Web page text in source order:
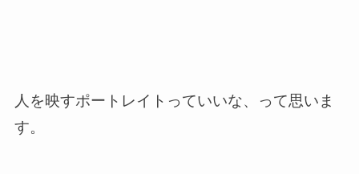
人を映すポートレイトっていいな、って思いま
す。